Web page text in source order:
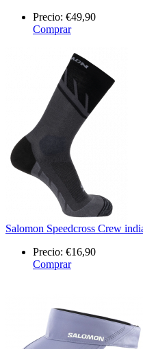
Precio: €49,90
Comprar
Salomon Speedcross Crew
Precio: €16,90
Comprar